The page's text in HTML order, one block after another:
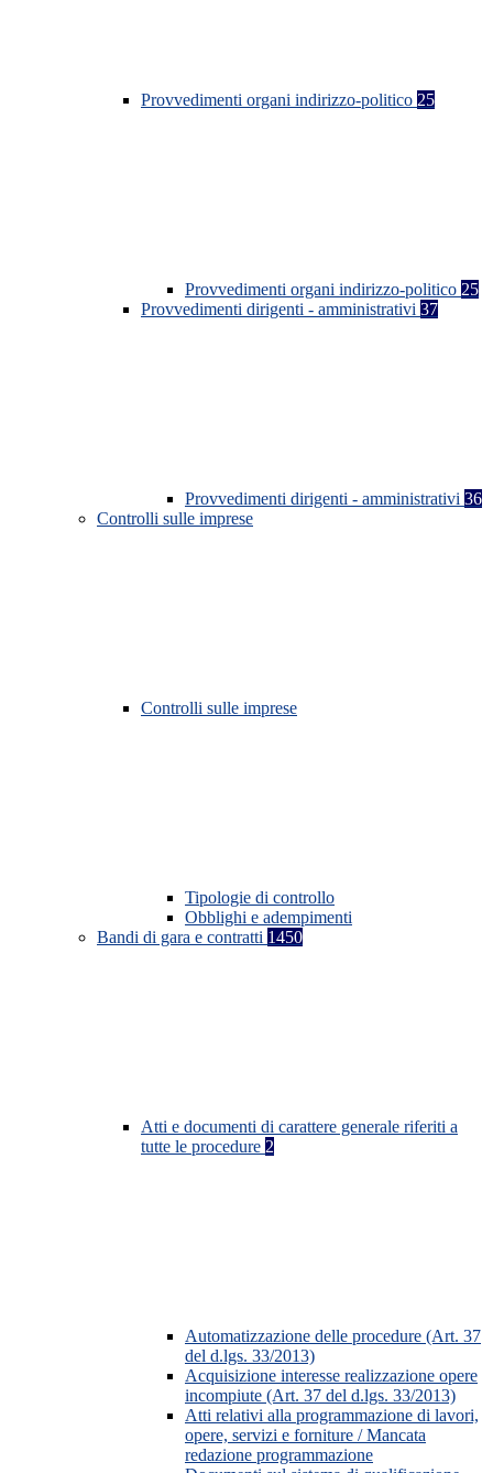
Provvedimenti organi indirizzo-politico 25
Provvedimenti organi indirizzo-politico 25
Provvedimenti dirigenti - amministrativi 37
Provvedimenti dirigenti - amministrativi 36
Controlli sulle imprese
Controlli sulle imprese
Tipologie di controllo
Obblighi e adempimenti
Bandi di gara e contratti 1450
Atti e documenti di carattere generale riferiti a
tutte le procedure 2
Automatizzazione delle procedure (Art. 37
del d.lgs. 33/2013)
Acquisizione interesse realizzazione opere
incompiute (Art. 37 del d.lgs. 33/2013)
Atti relativi alla programmazione di lavori,
opere, servizi e forniture / Mancata
redazione programmazione